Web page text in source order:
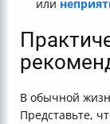
или
В обычной
Представьте,